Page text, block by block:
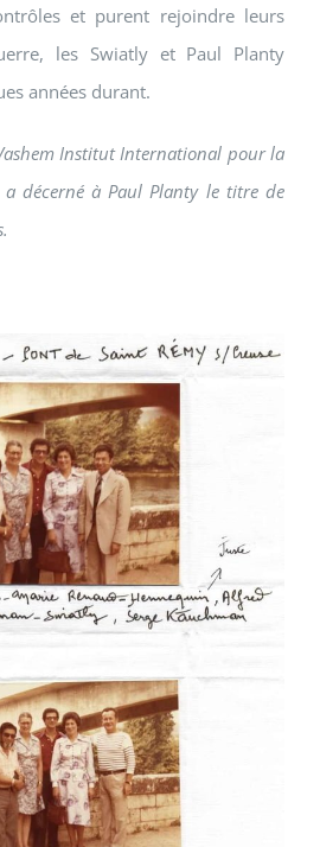
et purent rejoindre leurs
les Swiatly et Paul Planty
années durant.
Institut International pour la
a décerné à Paul Planty le titre de